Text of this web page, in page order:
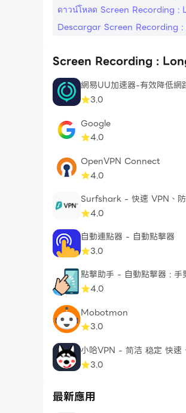
ดาวน์โหลด Screen Recording :
Descargar Screen Recording
Screen Recording :
網易UU加速器-有效降低網
3.0
Google
4.0
OpenVPN Connect
4.0
Surfshark - 快速 VPN、
4.0
自動連點器 - 自動點擊器
3.0
點擊助手 - 自動點擊器 : 手
4.0
Mobotmon
3.0
小哈VPN - 简洁 稳定 快速
3.0
最新應用